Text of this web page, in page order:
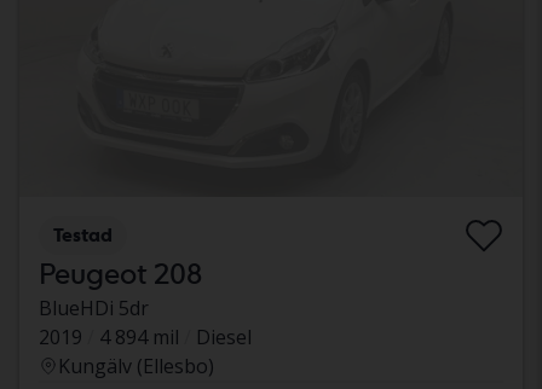
Testad
Peugeot 208
BlueHDi 5dr
2019
4 894 mil
Diesel
Kungälv (Ellesbo)